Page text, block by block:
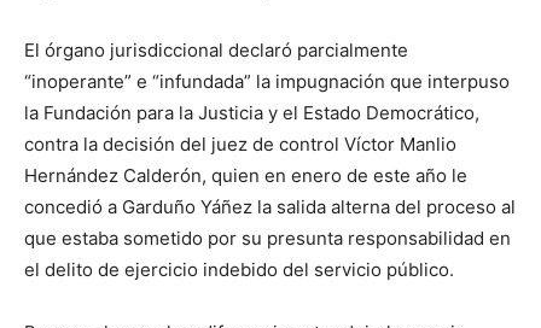
El órgano jurisdiccional declaró parcialmente
“inoperante” e “infundada” la impugnación que interpuso
la Fundación para la Justicia y el Estado Democrático,
contra la decisión del juez de control Víctor Manlio
Hernández Calderón, quien en enero de este año le
concedió a Garduño Yáñez la salida alterna del proceso al
que estaba sometido por su presunta responsabilidad en
el delito de ejercicio indebido del servicio público.